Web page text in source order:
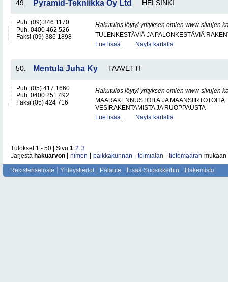
49. Pyramid-Tekniikka Oy Ltd HELSINKI
Puh. (09) 346 1170
Puh. 0400 462 526
Faksi (09) 386 1898
Hakutulos löytyi yrityksen omien www-sivujen
TULENKESTÄVIÄ JA PALONKESTÄVIÄ
Lue lisää..
Näytä kartalla
50. Mentula Juha Ky TAAVETTI
Puh. (05) 417 1660
Puh. 0400 251 492
Faksi (05) 424 716
Hakutulos löytyi yrityksen omien www-sivujen
MAARAKENNUSTÖITÄ JA MAANSIIRTOTÖITÄ
VESIRAKENTAMISTA JA RUOPPAUSTA
Lue lisää..
Näytä kartalla
Tulokset 1 - 50 | Sivu 1 2 3
Järjestä hakuarvon nimen paikkakunnan toimialan tietomäärän mukaan
Rekisteriseloste Yhteystiedot Palaute Lisää Suosikkeihin Hakemisto